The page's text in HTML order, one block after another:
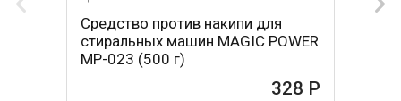
Средство против накипи для
стиральных машин MAGIC POWER
MP-023 (500 г)
328 Р
Средство против накипи для
стиральных машин BON BN-023
(500 г)
161 Р